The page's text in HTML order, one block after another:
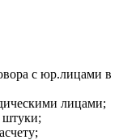
с юр.лицами в
лицами;
штуки;